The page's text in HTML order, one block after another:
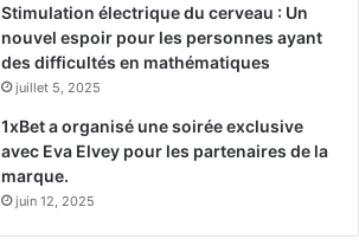
Stimulation électrique du cerveau : Un
nouvel espoir pour les personnes ayant
des difficultés en mathématiques
juillet 5, 2025
1xBet a organisé une soirée exclusive
avec Eva Elvey pour les partenaires de la
marque.
juin 12, 2025